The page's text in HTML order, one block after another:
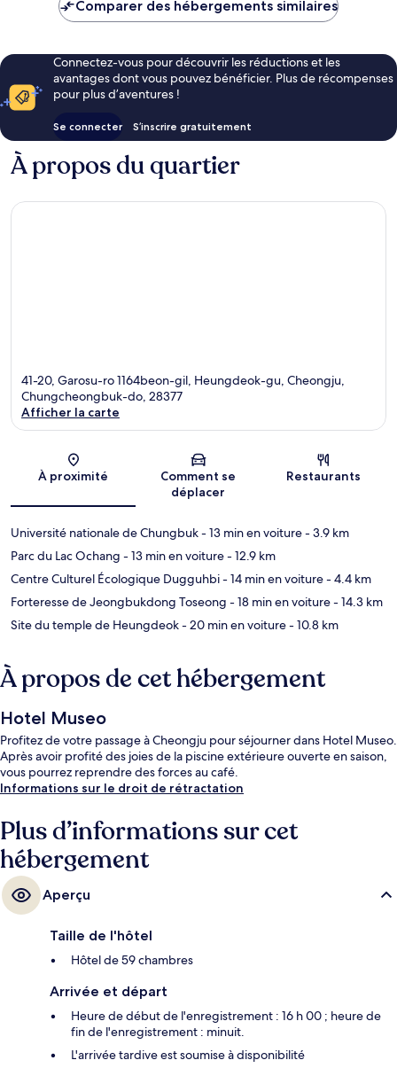
Comparer des hébergements similaires
Connectez-vous pour découvrir les réductions et les
avantages dont vous pouvez bénéficier. Plus de récompenses
pour plus d’aventures !
Se connecter S’inscrire gratuitement
À propos du quartier
41-20, Garosu-ro 1164beon-gil, Heungdeok-gu, Cheongju,
Chungcheongbuk-do, 28377
Afficher la carte
À proximité
Comment se
déplacer
Restaurants
Université nationale de Chungbuk- 13 min en voiture- 3.9 km
Parc du Lac Ochang - 13 min en voiture- 12.9 km
Centre Culturel Écologique Dugguhbi- 14 min en voiture- 4.4 km
Forteresse de Jeongbukdong Toseong - 18 min en voiture- 14.3 km
Site du temple de Heungdeok- 20 min en voiture- 10.8 km
À propos de cet hébergement
Hotel Museo
Profitez de votre passage à Cheongju pour séjourner dans Hotel Museo.
Après avoir profité des joies de la piscine extérieure ouverte en saison,
vous pourrez reprendre des forces au café.
Informations sur le droit de rétractation
Plus d’informations sur cet
hébergement
Aperçu
Taille de l'hôtel
Hôtel de 59 chambres
Arrivée et départ
Heure de début de l'enregistrement : 16 h 00 ; heure de
fin de l'enregistrement : minuit.
L'arrivée tardive est soumise à disponibilité